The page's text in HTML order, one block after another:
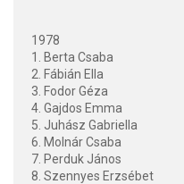
1978
1. Berta Csaba
2. Fábián Ella
3. Fodor Géza
4. Gajdos Emma
5. Juhász Gabriella
6. Molnár Csaba
7. Perduk János
8. Szennyes Erzsébet